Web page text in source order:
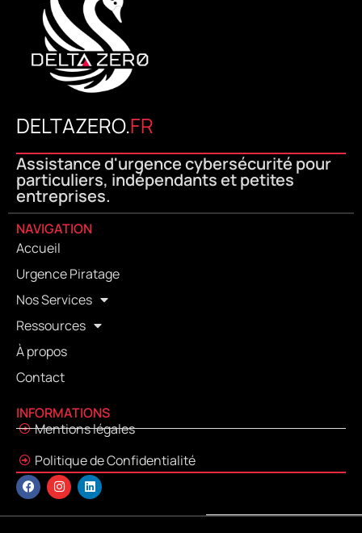
DELTAZERO.FR
Assistance d'urgence cybersécurité pour
particuliers, indépendants et petites
entreprises.
NAVIGATION
Accueil
Urgence Piratage
Nos Services
Ressources
À propos
Contact
INFORMATIONS
Mentions légales
Politique de Confidentialité